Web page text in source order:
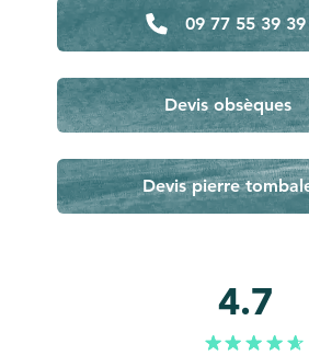
09 77 55 39 39
Devis obsèques
Devis pierre
4.7